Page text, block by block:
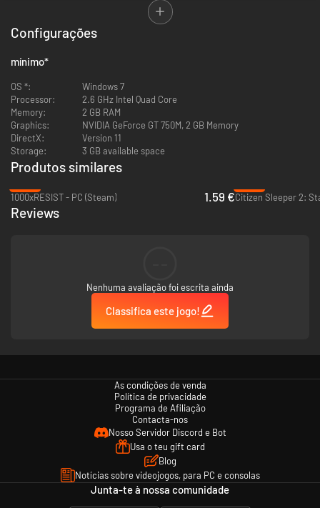
Configurações
mínimo*
OS *:
Windows 7
Processor:
2.6 GHz Intel Quad Core
Memory:
2 GB RAM
Graphics:
NVIDIA GeForce GT 750M, 2 GB Memory
DirectX:
Version 11
Storage:
3 GB available space
Produtos similares
1000xRESIST - PC (Steam)
1.59 €
Reviews
Nenhuma avaliação foi escrita ainda
Classifica este jogo!
As condições de venda
Política de privacidade
Programa de Afiliação
Contacta-nos
Nosso Servidor Discord e Bot
Usa o teu gift card
Blog
Notícias sobre videojogos, para PC e consolas
Junta-te à nossa comunidade